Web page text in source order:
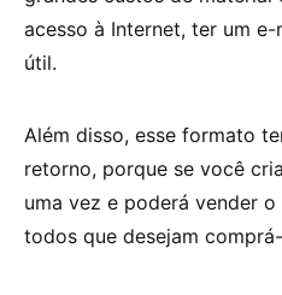
acesso à Internet, ter um
útil.
Além disso, esse formato
retorno, porque se você
uma vez e poderá vender
todos que desejam